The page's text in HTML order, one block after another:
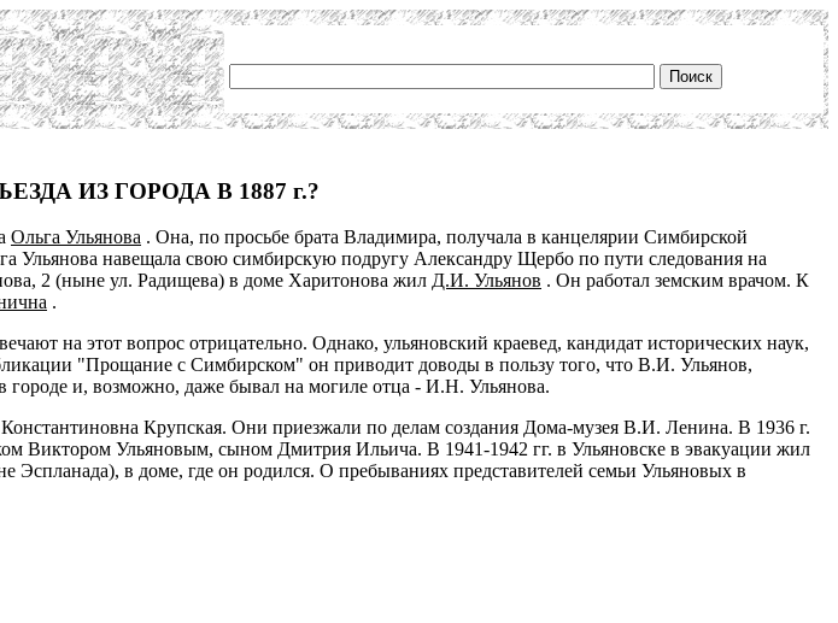
ИЗ ГОРОДА В 1887 г.?
Ольга Ульянова . Она, по просьбе брата Владимира, получала в канцелярии Симбирской
Ульянова навещала свою симбирскую подругу Александру Щербо по пути следования на
2 (ныне ул. Радищева) в доме Харитонова жил Д.И. Ульянов . Он работал земским врачом. К
.
на этот вопрос отрицательно. Однако, ульяновский краевед, кандидат исторических наук,
"Прощание с Симбирском" он приводит доводы в пользу того, что В.И. Ульянов,
городе и, возможно, даже бывал на могиле отца - И.Н. Ульянова.
Крупская. Они приезжали по делам создания Дома-музея В.И. Ленина. В 1936 г.
Виктором Ульяновым, сыном Дмитрия Ильича. В 1941-1942 гг. в Ульяновске в эвакуации жил
в доме, где он родился. О пребываниях представителей семьи Ульяновых в